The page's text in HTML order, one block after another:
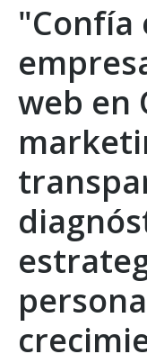
"Confía
web en